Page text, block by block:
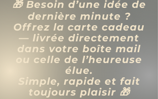
🎁 Besoin d’une idée de
dernière minute ?
Offrez la carte cadeau
— livrée directement
dans votre boîte mail
ou celle de l’heureuse
élue.
Simple, rapide et fait
toujours plaisir 🎁